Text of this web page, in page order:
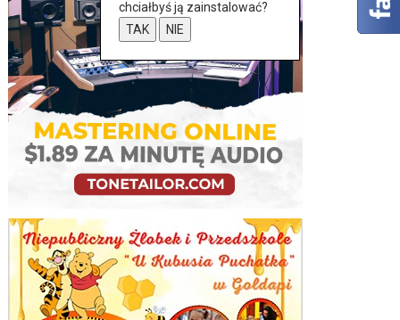
chciałbyś ją zainstalować?
TAK
NIE